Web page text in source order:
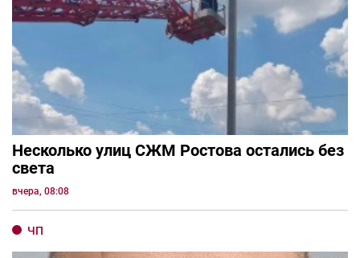
Несколько улиц СЖМ Ростова остались без
света
вчера, 08:08
ЧП